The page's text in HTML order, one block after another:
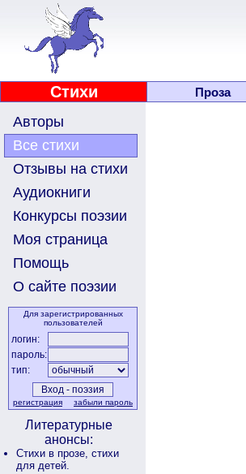
Стихи Проза
Авторы
Все стихи
Отзывы на стихи
Аудиокниги
Конкурсы поэзии
Моя страница
Помощь
О сайте поэзии
Для зарегистрированных
пользователей
логин:
пароль:
тип:
регистрация забыли пароль
Литературные
анонсы:
Стихи в прозе, стихи
для детей.